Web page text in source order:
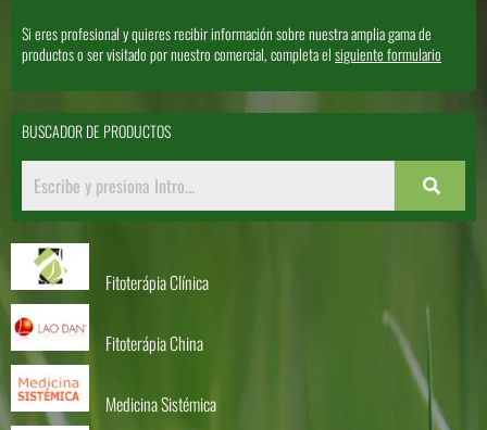
Si eres profesional y quieres recibir información sobre nuestra amplia gama de
productos o ser visitado por nuestro comercial, completa elsiguiente formulario
BUSCADOR DE PRODUCTOS
Fitoterápia Clínica
Fitoterápia China
Medicina Sistémica